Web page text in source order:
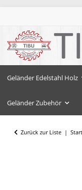
Geländer Edelstahl Holz
Geländer Zubehör
Zurück zur Liste